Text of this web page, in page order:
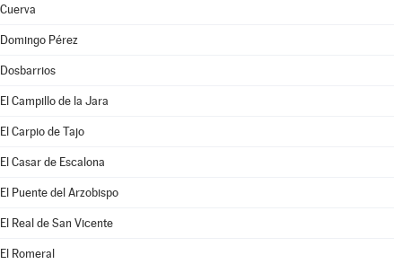
Cuerva
Domingo Pérez
Dosbarrios
El Campillo de la Jara
El Carpio de Tajo
El Casar de Escalona
El Puente del Arzobispo
El Real de San Vicente
El Romeral